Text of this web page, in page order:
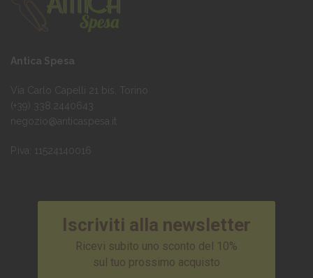
Antica Spesa
Via Carlo Capelli 21 bis, Torino
(+39) 338.2440643
negozio@anticaspesa.it
P.iva: 11524140016
Iscriviti alla newsletter
Ricevi subito uno sconto del 10%
sul tuo prossimo acquisto